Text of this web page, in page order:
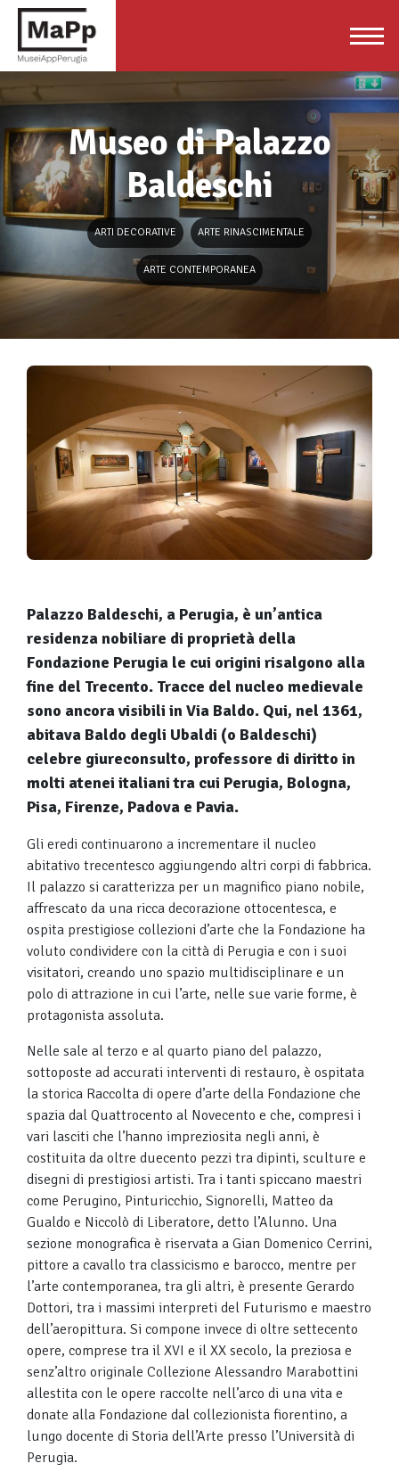
Museo di Palazzo
Baldeschi
ARTI DECORATIVE ARTE RINASCIMENTALE
ARTE CONTEMPORANEA
Palazzo Baldeschi, a Perugia, è un’antica
residenza nobiliare di proprietà della
Fondazione Perugia le cui origini risalgono alla
fine del Trecento. Tracce del nucleo medievale
sono ancora visibili in Via Baldo. Qui, nel 1361,
abitava Baldo degli Ubaldi (o Baldeschi)
celebre giureconsulto, professore di diritto in
molti atenei italiani tra cui Perugia, Bologna,
Pisa, Firenze, Padova e Pavia.
Gli eredi continuarono a incrementare il nucleo
abitativo trecentesco aggiungendo altri corpi di fabbrica.
Il palazzo si caratterizza per un magnifico piano nobile,
affrescato da una ricca decorazione ottocentesca, e
ospita prestigiose collezioni d’arte che la Fondazione ha
voluto condividere con la città di Perugia e con i suoi
visitatori, creando uno spazio multidisciplinare e un
polo di attrazione in cui l’arte, nelle sue varie forme, è
protagonista assoluta.
Nelle sale al terzo e al quarto piano del palazzo,
sottoposte ad accurati interventi di restauro, è ospitata
la storica Raccolta di opere d’arte della Fondazione che
spazia dal Quattrocento al Novecento e che, compresi i
vari lasciti che l’hanno impreziosita negli anni, è
costituita da oltre duecento pezzi tra dipinti, sculture e
disegni di prestigiosi artisti. Tra i tanti spiccano maestri
come Perugino, Pinturicchio, Signorelli, Matteo da
Gualdo e Niccolò di Liberatore, detto l’Alunno. Una
sezione monografica è riservata a Gian Domenico Cerrini,
pittore a cavallo tra classicismo e barocco, mentre per
l’arte contemporanea, tra gli altri, è presente Gerardo
Dottori, tra i massimi interpreti del Futurismo e maestro
dell’aeropittura. Si compone invece di oltre settecento
opere, comprese tra il XVI e il XX secolo, la preziosa e
senz’altro originale Collezione Alessandro Marabottini
allestita con le opere raccolte nell’arco di una vita e
donate alla Fondazione dal collezionista fiorentino, a
lungo docente di Storia dell’Arte presso l’Università di
Perugia.